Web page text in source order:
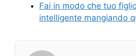
Fai in modo che tuo
intelligente mangiando